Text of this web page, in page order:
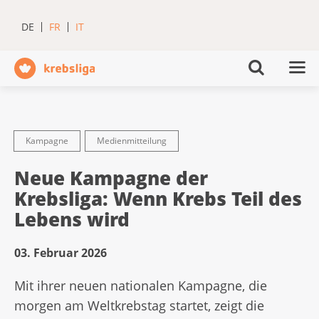
DE FR IT
Kampagne Medienmitteilung
Neue Kampagne der
Krebsliga: Wenn Krebs Teil des
Lebens wird
03. Februar 2026
Mit ihrer neuen nationalen Kampagne, die
morgen am Weltkrebstag startet, zeigt die